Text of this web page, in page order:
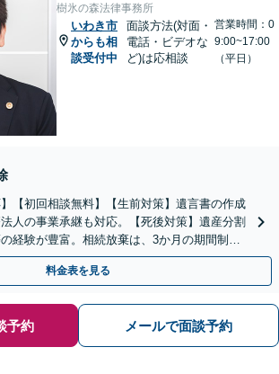
樹氷の森法律事務所
いわき市
からも相
談受付中
面談方法(対面・
電話・ビデオな
ど)は応相談
営業時間：0
9:00~17:00
（平日）
】【初回相談無料】【生前対策】遺言書の作成
人の事業承継も対応。【死後対策】遺産分割
経験が豊富。相続放棄は、3か月の期間制限
相談ください。【無料駐車場あり】
料金表を見る
予約 メールで面談予約